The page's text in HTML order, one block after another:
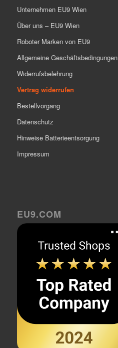
Unternehmen EU9 Wien
Über uns – EU9 Wien
Roboter Marken von EU9
Allgemeine Geschäftsbedingungen
Widerrufsbelehrung
Vertrag widerrufen
Bestellvorgang
Datenschutz
Hinweise Batterieentsorgung
Impressum
EU9.COM